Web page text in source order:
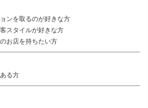
を目指す
プアップ
応援！
ライベートも充実のメリハリ生活
を諦めない！」これはオーナーの熱いこだわりで
ンを取るのが好きな方
スタイルが好きな方
お店を持ちたい方
る方